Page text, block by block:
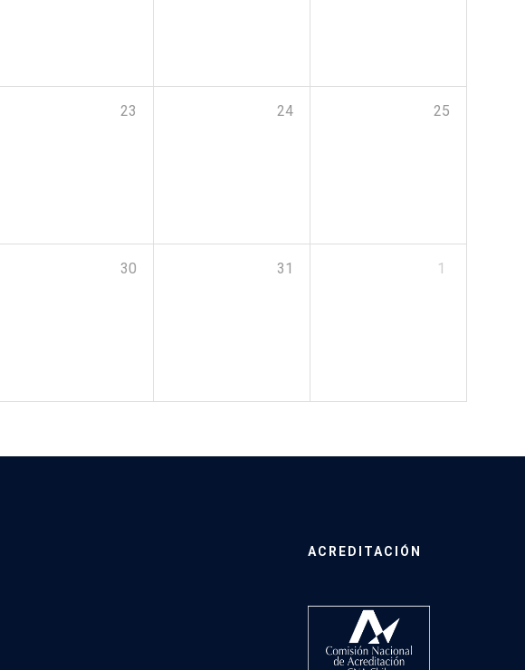
23 24 25
30 31 1
ACREDITACIÓN